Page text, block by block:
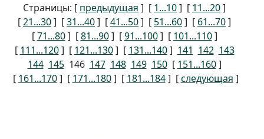
Страницы: [ предыдущая ] [ 1...10] [ 11...20]
[21...30] [31...40] [41...50] [ 51...60] [ 61...70]
[71...80] [81...90] [91...100] [ 101...110]
[ 111...120] [ 121...130] [ 131...140] 141 142 143
144 145 146 147 148 149 150[ 151...160]
[ 161...170] [ 171...180] [ 181...184] [следующая ]